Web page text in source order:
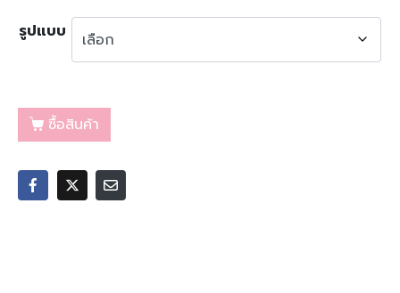
รูปแบบ
ซื้อสินค้า